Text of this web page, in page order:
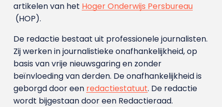
artikelen van het Hoger Onderwijs Persbureau
(HOP).
De redactie bestaat uit professionele journalisten.
Zij werken in journalistieke onafhankelijkheid, op
basis van vrije nieuwsgaring en zonder
beïnvloeding van derden. De onafhankelijkheid is
geborgd door een redactiestatuut. De redactie
wordt bijgestaan door een Redactieraad.